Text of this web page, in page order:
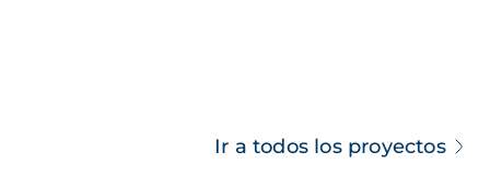
Ir a todos los proyectos